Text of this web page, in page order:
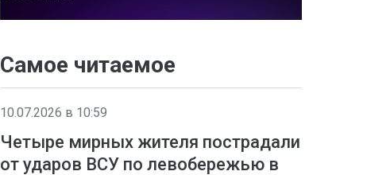
Самое читаемое
10.07.2026 в 10:59
Четыре мирных жителя пострадали
от ударов ВСУ по левобережью в